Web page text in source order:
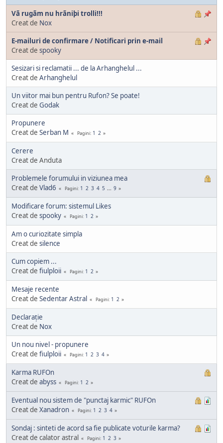
Vã rugãm nu hrãniþi trolli!!!
Creat de Nox
E-mailuri de confirmare / Notificari prin e-mail
Creat de spooky
Sesizari si reclamatii ... de la Arhanghelul ...
Creat de Arhanghelul
Un viitor mai bun pentru Rufon? Se poate!
Creat de Godak
Propunere
Creat de Serban M Pagini 1 2
Cerere
Creat de Anduta
Problemele forumului in viziunea mea
Creat de Vlad6 Pagini 1 2 3 4 5 ... 9
Modificare forum: sistemul Likes
Creat de spooky Pagini 1 2
Am o curiozitate simpla
Creat de silence
Cum copiem ...
Creat de fiulploii Pagini 1 2
Mesaje recente
Creat de Sedentar Astral Pagini 1 2
Declaraţie
Creat de Nox
Un nou nivel - propunere
Creat de fiulploii Pagini 1 2 3 4
Karma RUFOn
Creat de abyss Pagini 1 2
Eventual nou sistem de "punctaj karmic" RUFOn
Creat de Xanadron Pagini 1 2 3 4
Sondaj : sinteti de acord sa fie publicate voturile karma?
Creat de calator astral
Pagini 1 2 3